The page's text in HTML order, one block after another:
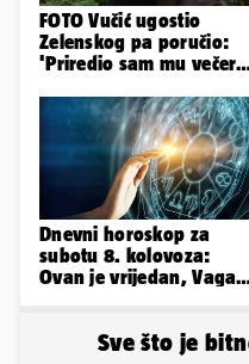
FOTO Vučić ugostio
Zelenskog pa poručio:
'Priredio sam mu večeru
Dnevni horoskop za
subotu 8. kolovoza:
Ovan je vrijedan, Vaga
Sve što je